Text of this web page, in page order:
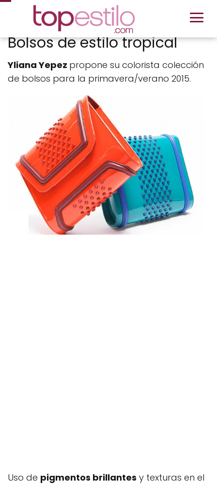
Bolsos de estilo tropical
Yliana Yepez propone su colorista colección
de bolsos para la primavera/verano 2015.
Uso de pigmentos brillantes y texturas en el